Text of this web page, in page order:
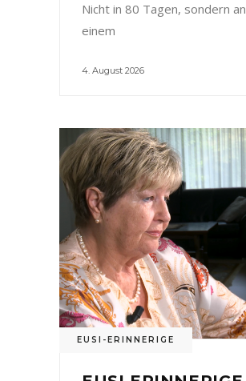
Nicht in 80 Tagen, sondern an
einem
4. August 2026
EUSI-ERINNERIGE